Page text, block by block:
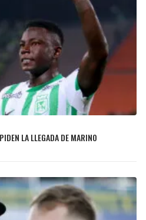
LA LLEGADA DE MARINO